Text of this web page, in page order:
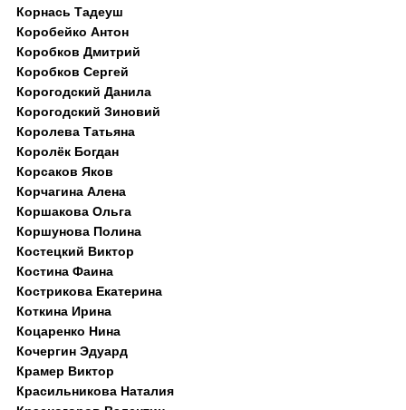
Корнась Тадеуш
Коробейко Антон
Коробков Дмитрий
Коробков Сергей
Корогодский Данила
Корогодский Зиновий
Королева Татьяна
Королёк Богдан
Корсаков Яков
Корчагина Алена
Коршакова Ольга
Коршунова Полина
Костецкий Виктор
Костина Фаина
Кострикова Екатерина
Коткина Ирина
Коцаренко Нина
Кочергин Эдуард
Крамер Виктор
Красильникова Наталия